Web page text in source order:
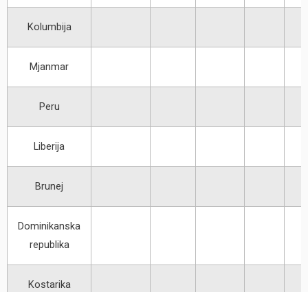
Kolumbija
Mjanmar
Peru
Liberija
Brunej
Dominikanska
republika
Kostarika